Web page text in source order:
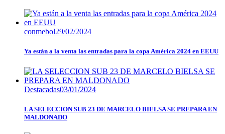
conmebol29/02/2024
Ya están a la venta las entradas para la copa América 2024 en EEUU
Destacadas03/01/2024
LA SELECCION SUB 23 DE MARCELO BIELSA SE PREPARA EN
MALDONADO